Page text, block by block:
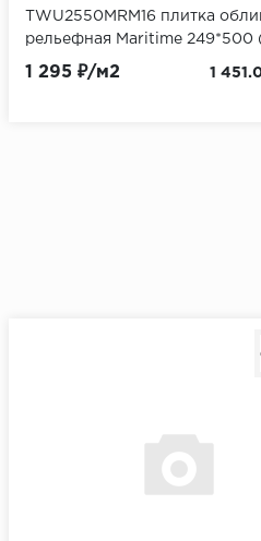
TWU2550MRM16 плитка
рельефная Maritime 249*500
уп/63,8685 м в пал)
1 295 ₽/м2 1